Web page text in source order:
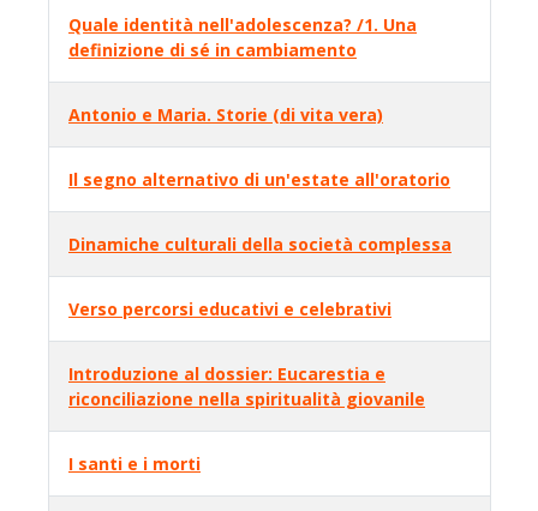
Quale identità nell'adolescenza? /1. Una
definizione di sé in cambiamento
Antonio e Maria. Storie (di vita vera)
Il segno alternativo di un'estate all'oratorio
Dinamiche culturali della società complessa
Verso percorsi educativi e celebrativi
Introduzione al dossier: Eucarestia e
riconciliazione nella spiritualità giovanile
I santi e i morti